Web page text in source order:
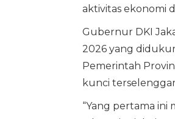
aktivitas ekonomi
Gubernur DKI
2026 yang
Pemerintah
kunci
“Yang pertama